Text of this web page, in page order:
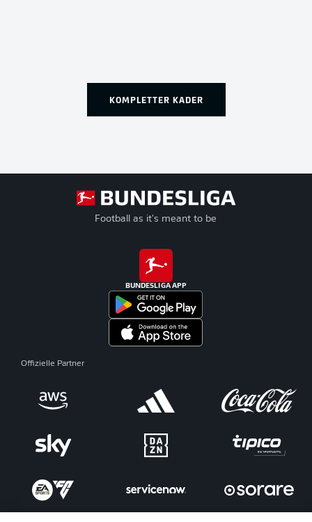
KOMPLETTER KADER
Football as it's meant to be
BUNDESLIGA APP
Offizielle Partner